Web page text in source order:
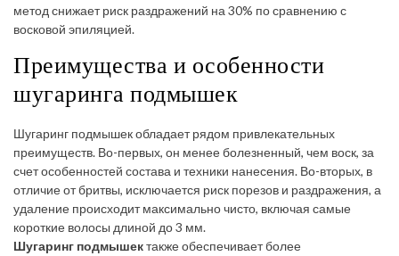
метод снижает риск раздражений на 30% по сравнению с
восковой эпиляцией.
Преимущества и особенности
шугаринга подмышек
Шугаринг подмышек обладает рядом привлекательных
преимуществ. Во-первых, он менее болезненный, чем воск, за
счет особенностей состава и техники нанесения. Во-вторых, в
отличие от бритвы, исключается риск порезов и раздражения, а
удаление происходит максимально чисто, включая самые
короткие волосы длиной до 3 мм.
Шугаринг подмышектакже обеспечивает более